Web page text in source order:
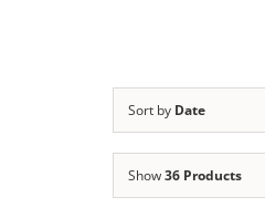
Sort by Date
Show36 Products